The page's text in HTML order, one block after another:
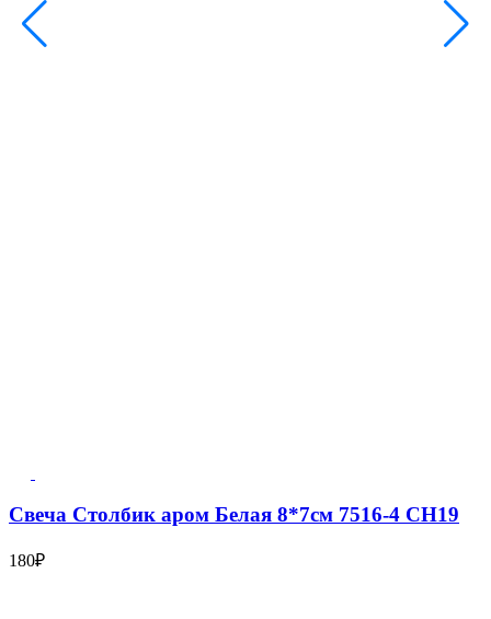
Свеча Столбик аром Белая 8*7см 7516-4 СН19
180₽